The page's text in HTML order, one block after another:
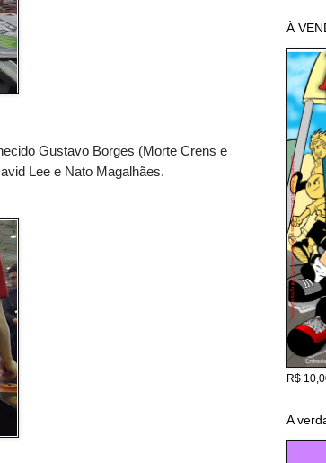
Gustavo Borges (Morte Crens e
Lee e Nato Magalhães.
À
R$
A